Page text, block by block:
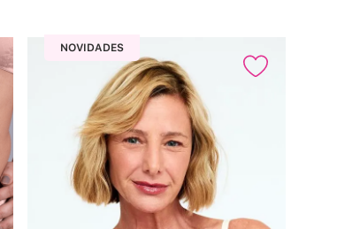
NOVIDADES